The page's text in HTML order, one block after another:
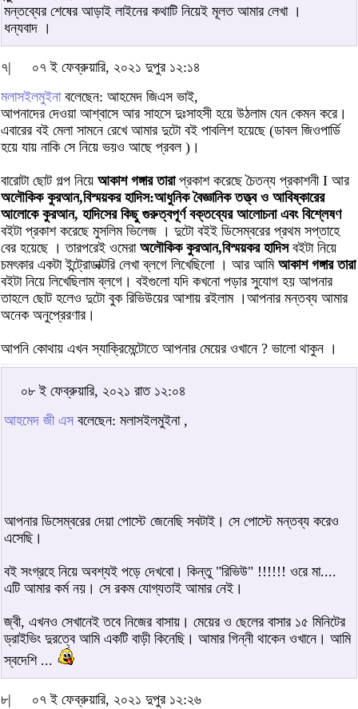
মন্তব্যের শেষের আড়াই লাইনের কথাটি নিয়েই মূলত আমার লেখা ।
ধন্যবাদ ।
৭|
০৭ ই ফেব্রুয়ারি, ২০২১ দুপুর ১২:১৪
মলাসইলমুইনাবলেছেন: আহমেদ জিএস ভাই,
আপনাদের দেওয়া আশ্বাসে আর সাহসে দুঃসাহসী হয়ে উঠলাম যেন কেমন করে।
এবারের বই মেলা সামনে রেখে আমার দুটো বই পাবলিশ হয়েছে (ডাবল জিওপার্ডি
হয়ে যায় নাকি সে নিয়ে ভয়ও আছে প্রবল )।
বারোটা ছোট গল্প নিয়ে আকাশ গঙ্গার তারাপ্রকাশ করেছে চৈতন্য প্রকাশনী I আর
অলৌকিক কুরআন,বিস্ময়কর হাদিস:আধুনিক বৈজ্ঞানিক তত্ত্ব ও আবিষ্কারের
আলোকে কুরআন, হাদিসের কিছু গুরুত্বপূর্ণ বক্তব্যের আলোচনা এবং বিশ্লেষণ
বইটা প্রকাশ করেছে মুসলিম ভিলেজ । দুটো বইই ডিসেম্বরের প্রথম সপ্তাহে
বের হয়েছে । তারপরেই ওমেরা অলৌকিক কুরআন,বিস্ময়কর হাদিসবইটা নিয়ে
চমৎকার একটা ইন্ট্রোডাক্টরি লেখা ব্লগে লিখেছিলো । আর আমি আকাশ গঙ্গার তারা
বইটা নিয়ে লিখেছিলাম ব্লগে। বইগুলো যদি কখনো পড়ার সুযোগ হয় আপনার
তাহলে ছোট হলেও দুটো বুক রিভিউয়ের আশায় রইলাম ।আপনার মন্তব্য আমার
অনেক অনুপ্রেরণার।
আপনি কোথায় এখন স্যাক্রিমেন্টোতে আপনার মেয়ের ওখানে ? ভালো থাকুন ।
০৮ ই ফেব্রুয়ারি, ২০২১ রাত ১২:০৪
আহমেদ জী এস বলেছেন: মলাসইলমুইনা ,
আপনার ডিসেম্বরের দেয়া পোস্টে জেনেছি সবটাই। সে পোস্টে মন্তব্য করেও
এসেছি।
বই সংগ্রহে নিয়ে অবশ্যই পড়ে দেখবো। কিন্তু "রিভিউ" !!!!!! ওরে মা....
এটি আমার কর্ম নয়। সে রকম যোগ্যতাই আমার নেই।
জ্বী, এখনও সেখানেই তবে নিজের বাসায়। মেয়ের ও ছেলের বাসার ১৫ মিনিটের
ড্রাইভিং দুরত্বে আমি একটি বাড়ী কিনেছি। আমার গিন্নী থাকেন ওখানে। আমি
স্বদেশি ...
৮| ০৭ ই ফেব্রুয়ারি, ২০২১ দুপুর ১২:২৬